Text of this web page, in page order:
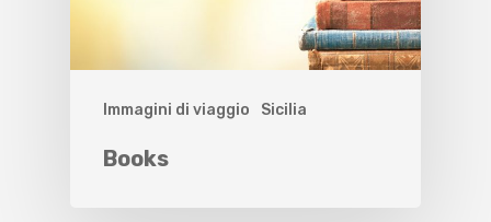
Immagini di viaggio Sicilia
Books